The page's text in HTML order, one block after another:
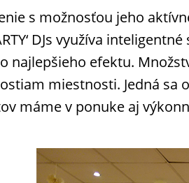
s možnosťou jeho
DJs využíva
najlepšieho efektu.
miestnosti. Jedná sa
máme v ponuke aj